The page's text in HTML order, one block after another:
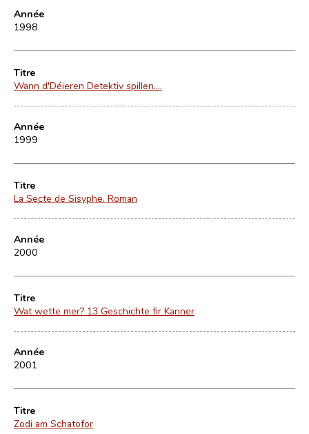
Année
1998
Titre
Wann d'Déieren Detektiv spillen....
Année
1999
Titre
La Secte de Sisyphe. Roman
Année
2000
Titre
Wat wette mer? 13 Geschichte fir Kanner
Année
2001
Titre
Zodi am Schatofor